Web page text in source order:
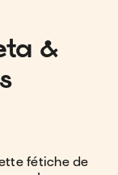
&
fétiche de